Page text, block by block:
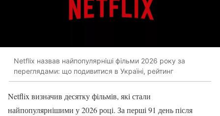
Netflix назвав найпопулярніші фільми 2026 року за
переглядами: що подивитися в Україні, рейтинг
Netflix визначив десятку фільмів, які стали
найпопулярнішими у 2026 році. За перші 91 день після